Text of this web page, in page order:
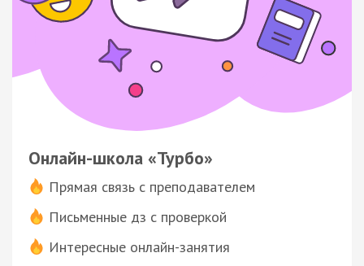
Онлайн-школа «Турбо»
Прямая связь с преподавателем
Письменные дз с проверкой
Интересные онлайн-занятия